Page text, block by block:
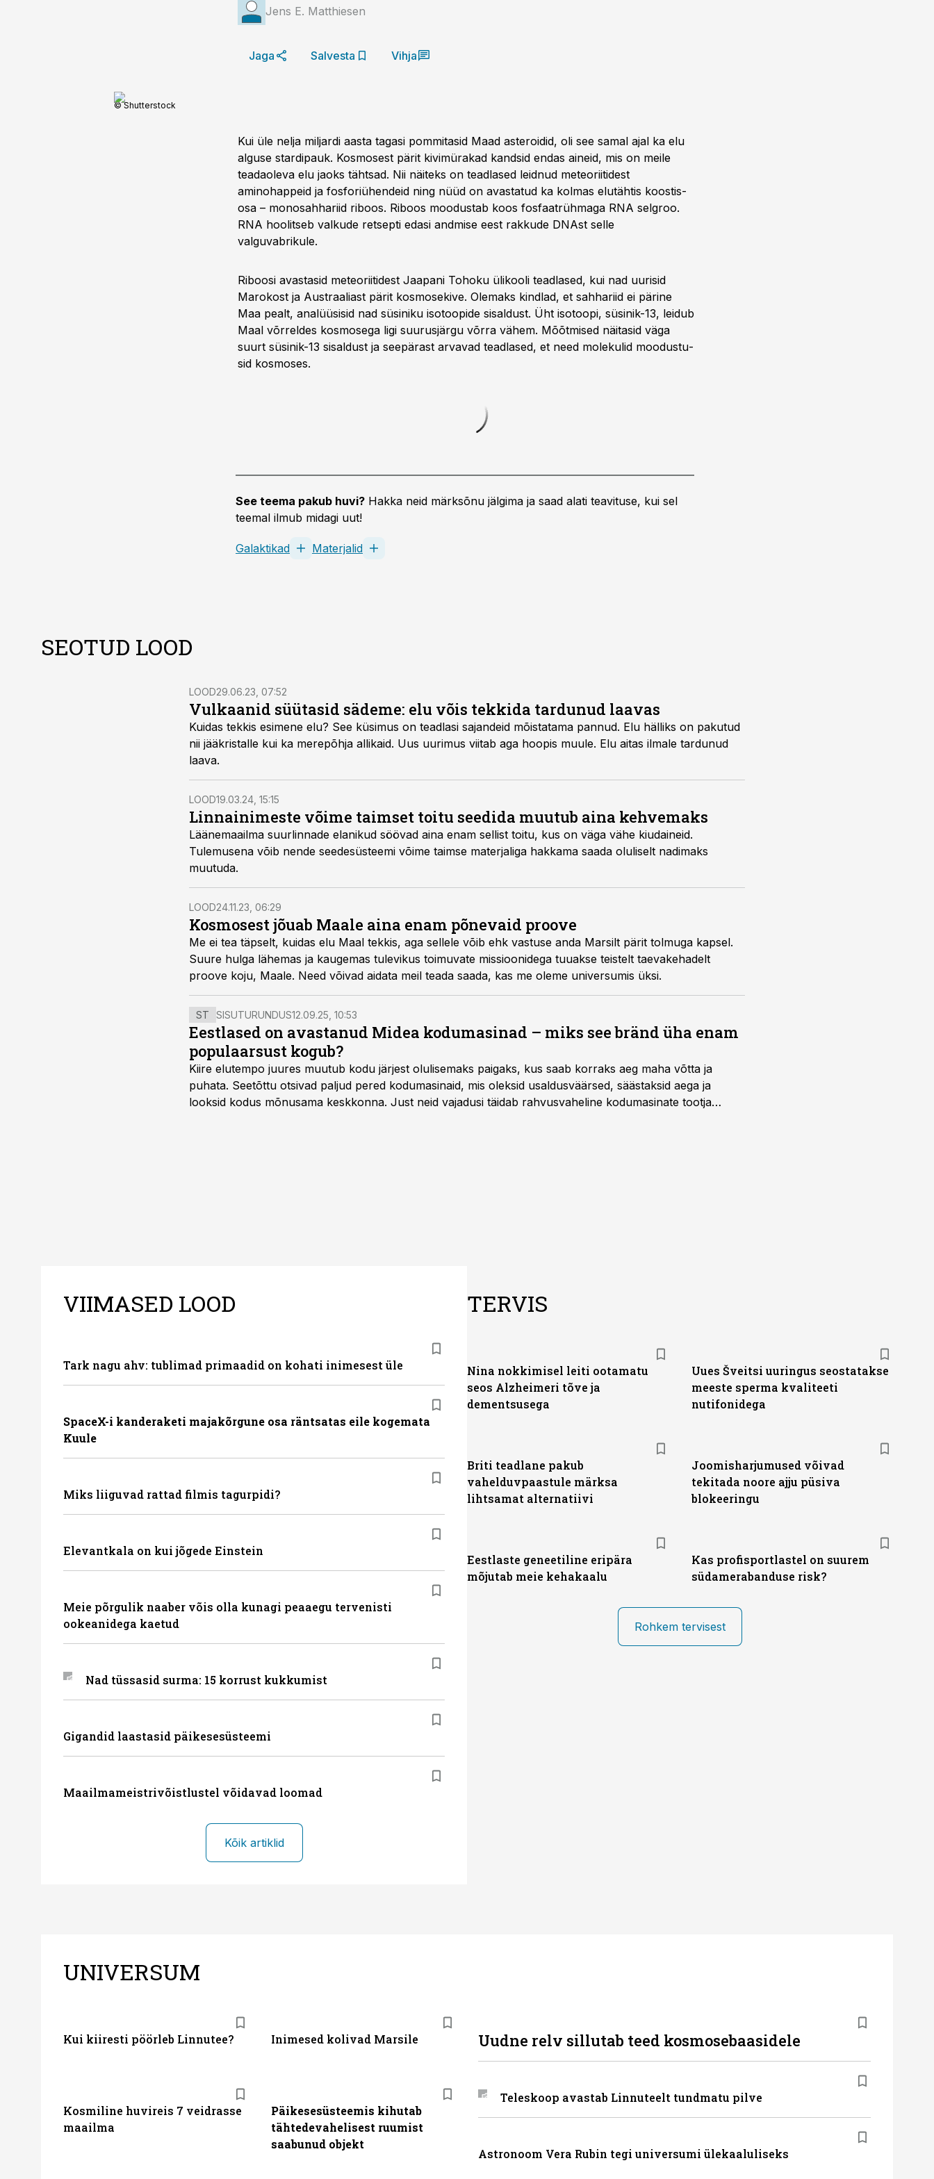
Jens E. Matthiesen
Jaga Salvesta Vihja
© Shutterstock
Kui üle nelja miljardi aasta tagasi pommitasid Maad asteroidid, oli see samal ajal ka elu
alguse stardipauk. Kosmosest pärit kivimürakad kandsid endas aineid, mis on meile
teadaoleva elu jaoks tähtsad. Nii näiteks on teadlased leidnud meteoriitidest
aminohappeid ja fosforiühendeid ning nüüd on avastatud ka kolmas elutähtis koostis­
osa – monosahhariid riboos. Riboos moodus­tab koos fosfaatrühmaga RNA selgroo.
RNA hoolitseb valkude retsepti edasi andmise eest rakkude DNAst selle
valguvabrikule.
Riboosi avastasid meteoriitidest Jaapani Tohoku ülikooli teadlased, kui nad uurisid
Marokost ja Austraaliast pärit kosmose­kive. Olemaks kindlad, et sahha­riid ei pärine
Maa pealt, analüüsi­sid nad süsiniku isotoopide sisaldust. Üht isotoopi, süsinik-13, leidub
Maal võrrel­des kosmosega ligi suurusjärgu võrra vähem. Mõõtmised näitasid väga
suurt süsinik-13 sisaldust ja seepärast arvavad teadlased, et need molekulid moodustu­
sid kosmoses.
See teema pakub huvi? Hakka neid märksõnu jälgima ja saad alati teavituse, kui sel
teemal ilmub midagi uut!
Galaktikad Materjalid
SEOTUD LOOD
LOOD29.06.23, 07:52
Vulkaanid süütasid sädeme: elu võis tekkida tardunud laavas
Kuidas tekkis esimene elu? See küsimus on teadlasi sajandeid mõistatama pannud. Elu hälliks on pakutud
nii jääkristalle kui ka merepõhja allikaid. Uus uurimus viitab aga hoopis muule. Elu aitas ilmale tardunud
laava.
LOOD19.03.24, 15:15
Linnainimeste võime taimset toitu seedida muutub aina kehvemaks
Läänemaailma suurlinnade elanikud söövad aina enam sellist toitu, kus on väga vähe kiudaineid.
Tulemusena võib nende seedesüsteemi võime taimse materjaliga hakkama saada oluliselt nadimaks
muutuda.
LOOD24.11.23, 06:29
Kosmosest jõuab Maale aina enam põnevaid proove
Me ei tea täpselt, kuidas elu Maal tekkis, aga sellele võib ehk vastuse anda Marsilt pärit tolmuga kapsel.
Suure hulga lähemas ja kaugemas tulevikus toimuvate missioonidega tuuakse teistelt taevakehadelt
proove koju, Maale. Need võivad aidata meil teada saada, kas me oleme universumis üksi.
ST SISUTURUNDUS12.09.25, 10:53
Eestlased on avastanud Midea kodumasinad – miks see bränd üha enam
populaarsust kogub?
Kiire elutempo juures muutub kodu järjest olulisemaks paigaks, kus saab korraks aeg maha võtta ja
puhata. Seetõttu otsivad paljud pered kodumasinaid, mis oleksid usaldusväärsed, säästaksid aega ja
looksid kodus mõnusama keskkonna. Just neid vajadusi täidab rahvusvaheline kodumasinate tootja
VIIMASED LOOD
Tark nagu ahv: tublimad primaadid on kohati inimesest üle
SpaceX-i kanderaketi majakõrgune osa räntsatas eile kogemata
Kuule
Miks liiguvad rattad filmis tagurpidi?
Elevantkala on kui jõgede Einstein
Meie põrgulik naaber võis olla kunagi peaaegu tervenisti
ookeanidega kaetud
Nad tüssasid surma: 15 korrust kukkumist
Gigandid laastasid päikesesüsteemi
Maailmameistrivõistlustel võidavad loomad
Kõik artiklid
TERVIS
Nina nokkimisel leiti ootamatu
seos Alzheimeri tõve ja
dementsusega
Uues Šveitsi uuringus seostatakse
meeste sperma kvaliteeti
nutifonidega
Briti teadlane pakub
vahelduvpaastule märksa
lihtsamat alternatiivi
Joomisharjumused võivad
tekitada noore ajju püsiva
blokeeringu
Eestlaste geneetiline eripära
mõjutab meie kehakaalu
Kas profisportlastel on suurem
südamerabanduse risk?
Rohkem tervisest
UNIVERSUM
Kui kiiresti pöörleb Linnutee? Inimesed kolivad Marsile Uudne relv sillutab teed kosmosebaasidele
Teleskoop avastab Linnuteelt tundmatu pilve
Astronoom Vera Rubin tegi universumi ülekaaluliseks
Kosmiline huvireis 7 veidrasse
maailma
Päikesesüsteemis kihutab
tähtedevahelisest ruumist
saabunud objekt